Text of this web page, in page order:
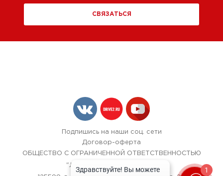
СВЯЗАТЬСЯ
Подпишись на наши соц. сети
Договор-оферта
ОБЩЕСТВО С ОГРАНИЧЕННОЙ ОТВЕТСТВЕННОСТЬЮ
"ЛОК БОКС АВТОСЕРВИС",
1